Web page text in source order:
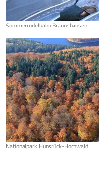
Sommerrodelbahn Braunshausen
Nationalpark Hunsrück-Hochwald